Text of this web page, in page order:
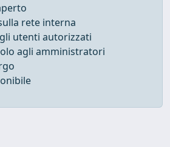
rete interna
utenti autorizzati
agli amministratori